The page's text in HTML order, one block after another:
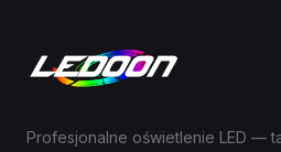
Profesjonalne oświetlenie LED —